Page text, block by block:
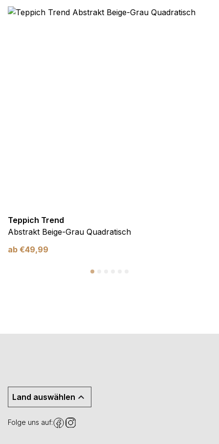
Teppich Trend
Abstrakt Beige-Grau Quadratisch
ab €49,99
Land auswählen
Folge uns auf: